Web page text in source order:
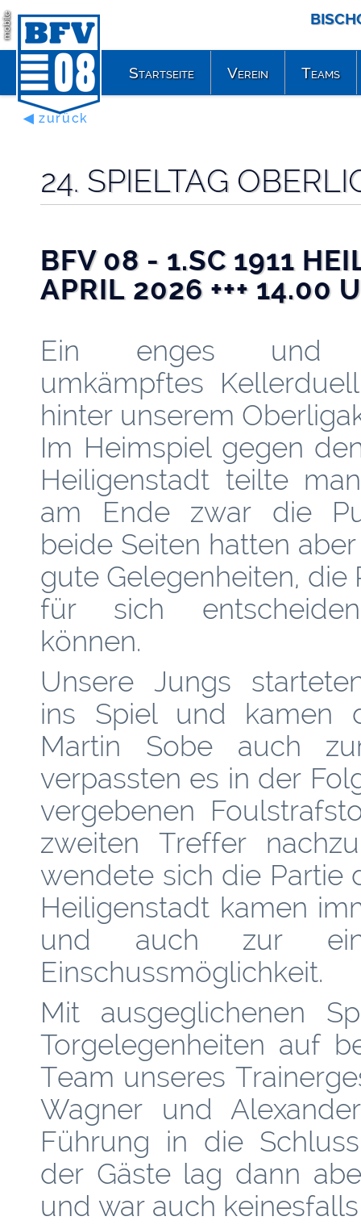
mobile
◀ zurück
24. SPIELTAG
BFV 08 - 1.SC 1911
APRIL 2026 +++ 14.00
Ein enges und
umkämpftes
hinter unserem
Im Heimspiel gegen
Heiligenstadt teilte
am Ende zwar die
beide Seiten hatten
gute Gelegenheiten, die
für sich
können.
Unsere Jungs
ins Spiel und kamen
Martin Sobe auch
verpassten es in der
vergebenen
zweiten Treffer
wendete sich die Partie
Heiligenstadt kamen
und auch zur
Einschussmöglichkeit.
Mit ausgeglichenen
Torgelegenheiten auf
Team unseres
Wagner und
Führung in die
der Gäste lag dann
und war auch
Startseite Verein Teams